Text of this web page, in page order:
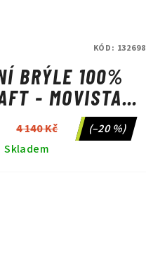
BRÝLE 100%
- MOVISTAR
HIPER BLUE
MIRROR LENS
4 140 Kč
(–20 %)
Skladem
KÓD: 132698